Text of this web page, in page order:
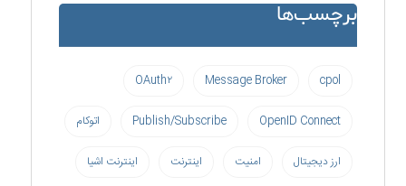
برچسب‌ها
cpol
Message Broker OAuth۲
OpenID Connect
Publish/Subscribe اتوکام
ارز دیجیتال امنیت اینترنت اینترنت اشیا